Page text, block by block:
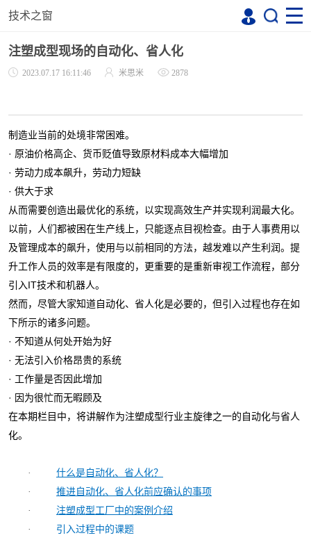
技术之窗
注塑成型现场的自动化、省人化
2023.07.17 16:11:46 米思米 2878
制造业当前的处境非常困难。
· 原油价格高企、货币贬值导致原材料成本大幅增加
· 劳动力成本飙升，劳动力短缺
· 供大于求
从而需要创造出最优化的系统，以实现高效生产并实现利润最大化。
以前，人们都被困在生产线上，只能逐点目视检查。由于人事费用以
及管理成本的飙升，使用与以前相同的方法，越发难以产生利润。提
升工作人员的效率是有限度的，更重要的是重新审视工作流程，部分
引入IT技术和机器人。
然而，尽管大家知道自动化、省人化是必要的，但引入过程也存在如
下所示的诸多问题。
· 不知道从何处开始为好
· 无法引入价格昂贵的系统
· 工作量是否因此增加
· 因为很忙而无暇顾及
在本期栏目中，将讲解作为注塑成型行业主旋律之一的自动化与省人
化。
· 什么是自动化、省人化？
· 推进自动化、省人化前应确认的事项
· 注塑成型工厂中的案例介绍
· 引入过程中的课题